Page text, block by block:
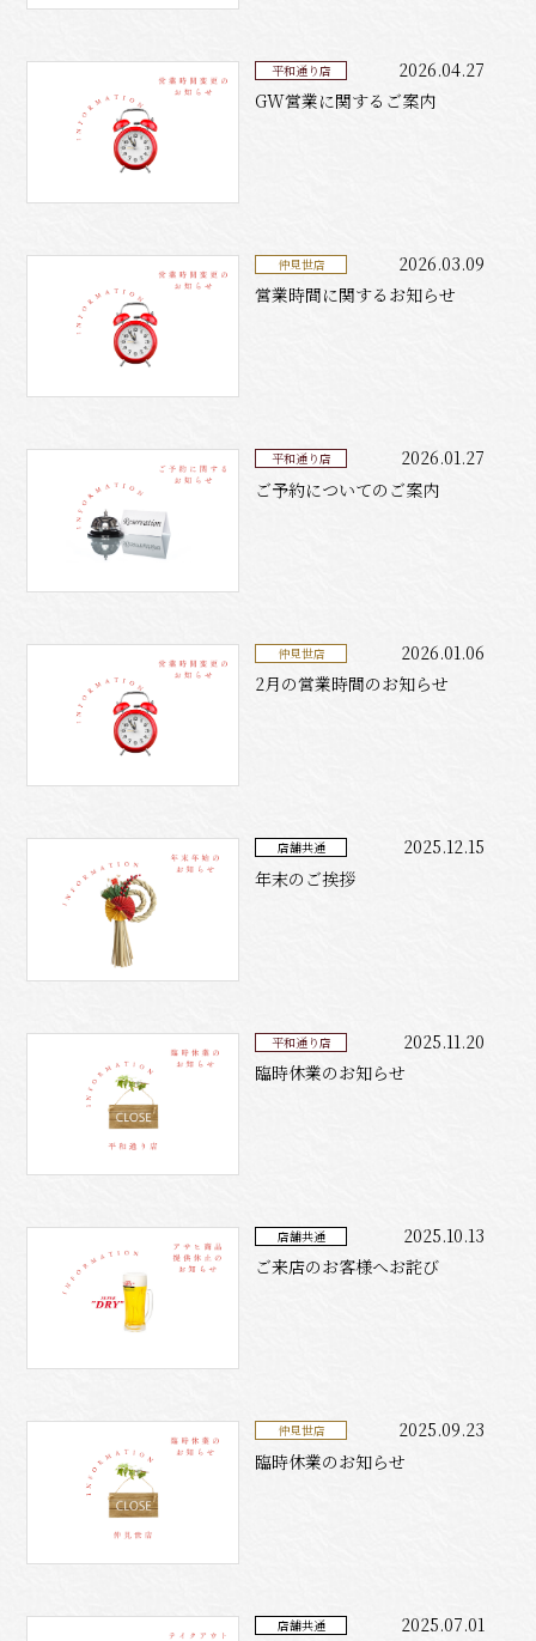
平和通り店
2026.04.27
GW営業に関するご案内
仲見世店
2026.03.09
営業時間に関するお知らせ
平和通り店
2026.01.27
ご予約についてのご案内
仲見世店
2026.01.06
2月の営業時間のお知らせ
店舗共通
2025.12.15
年末のご挨拶
平和通り店
2025.11.20
臨時休業のお知らせ
店舗共通
2025.10.13
ご来店のお客様へお詫び
仲見世店
2025.09.23
臨時休業のお知らせ
店舗共通
2025.07.01